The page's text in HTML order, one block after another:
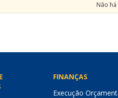
Não
FINANÇAS
Execução